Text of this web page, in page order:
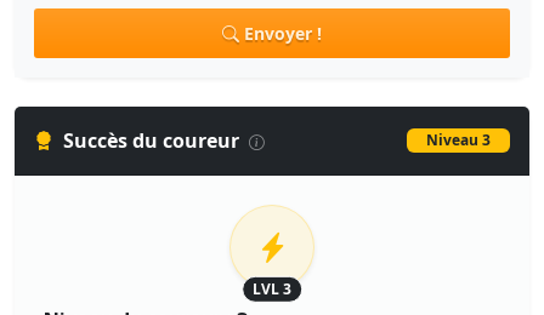
Envoyer !
Succès du coureur Niveau 3
LVL 3